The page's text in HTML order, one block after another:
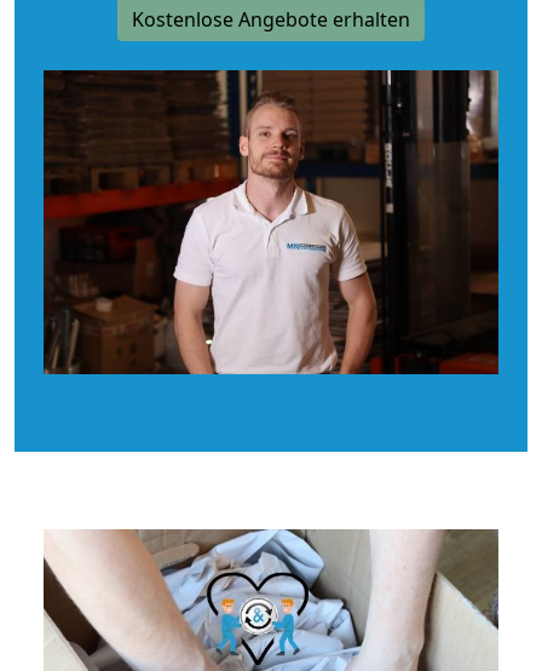
Kostenlose Angebote erhalten